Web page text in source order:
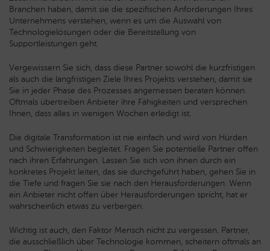
Branchen haben, damit sie die spezifischen Anforderungen Ihres
Unternehmens verstehen, wenn es um die Auswahl von
Technologielösungen oder die Bereitstellung von
Supportleistungen geht.
Vergewissern Sie sich, dass diese Partner sowohl die kurzfristigen
als auch die langfristigen Ziele Ihres Projekts verstehen, damit sie
Sie in jeder Phase des Prozesses angemessen beraten können.
Oftmals übertreiben Anbieter ihre Fähigkeiten und versprechen
Ihnen, dass alles in wenigen Wochen erledigt ist.
Die digitale Transformation ist nie einfach und wird von Hürden
und Schwierigkeiten begleitet. Fragen Sie potentielle Partner offen
nach ihren Erfahrungen. Lassen Sie sich von ihnen durch ein
konkretes Projekt leiten, das sie durchgeführt haben, gehen Sie in
die Tiefe und fragen Sie sie nach den Herausforderungen. Wenn
ein Anbieter nicht offen über Herausforderungen spricht, hat er
wahrscheinlich etwas zu verbergen.
Wichtig ist auch, den Faktor Mensch nicht zu vergessen. Partner,
die ausschließlich über Technologie kommen, scheitern oftmals an